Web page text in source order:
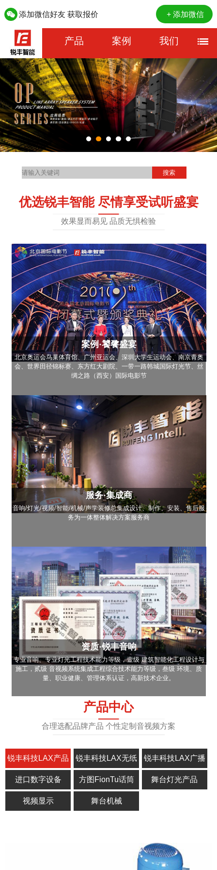
添加微信好友 获取报价 + 添加微信
产品 案例 我们
优选锐丰智能 尽情享受试听盛宴
效果显而易见 品质无惧检验
案例·饕餮盛宴
北京奥运会鸟巢体育馆、广州亚运会、深圳大学生运动会、南京青奥
会、世界田径锦标赛、东方红大剧院、一带一路韩城国际灯光节、丝
绸之路（西安）国际电影节
服务·集成商
音响/灯光/视频/智能/机械/声学装修总集成设计、制作、安装、售后服
务为一体整体解决方案服务商
资质·锐丰音响
专业音响、专业灯光工程技术能力等级，壹级 建筑智能化工程设计与
施工，贰级 音视频系统集成工程综合技术能力等级，叁级 环境、质
量、职业健康、管理体系认证，高新技术企业。
产品中心
合理选配品牌产品 个性定制音视频方案
锐丰科技LAX产品 锐丰科技LAX无纸
化
锐丰科技LAX广播
进口数字设备 方图FionTu话筒 舞台灯光产品
视频显示 舞台机械